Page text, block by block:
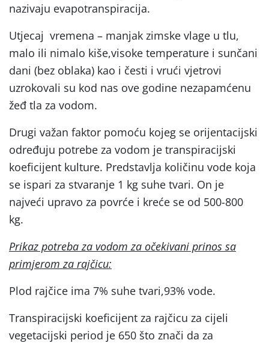
nazivaju evapotranspiracija.
Utjecaj vremena – manjak zimske vlage u tlu,
malo ili nimalo kiše,visoke temperature i sunčani
dani (bez oblaka) kao i česti i vrući vjetrovi
uzrokovali su kod nas ove godine nezapamćenu
žeđ tla za vodom.
Drugi važan faktor pomoću kojeg se orijentacijski
određuju potrebe za vodom je transpiracijski
koeficijent kulture. Predstavlja količinu vode koja
se ispari za stvaranje 1 kg suhe tvari. On je
najveći upravo za povrće i kreće se od 500-800
kg.
Prikaz potreba za vodom za očekivani prinos sa
primjerom za rajčicu:
Plod rajčice ima 7% suhe tvari,93% vode.
Transpiracijski koeficijent za rajčicu za cijeli
vegetacijski period je 650 što znači da za